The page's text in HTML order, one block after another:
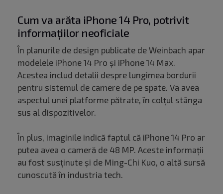
Cum va arăta iPhone 14 Pro, potrivit
informațiilor neoficiale
În planurile de design publicate de Weinbach apar
modelele iPhone 14 Pro și iPhone 14 Max.
Acestea includ detalii despre lungimea bordurii
pentru sistemul de camere de pe spate. Va avea
aspectul unei platforme pătrate, în colțul stânga
sus al dispozitivelor.
În plus, imaginile indică faptul că iPhone 14 Pro ar
putea avea o cameră de 48 MP. Aceste informații
au fost susținute și de Ming-Chi Kuo, o altă sursă
cunoscută în industria tech.